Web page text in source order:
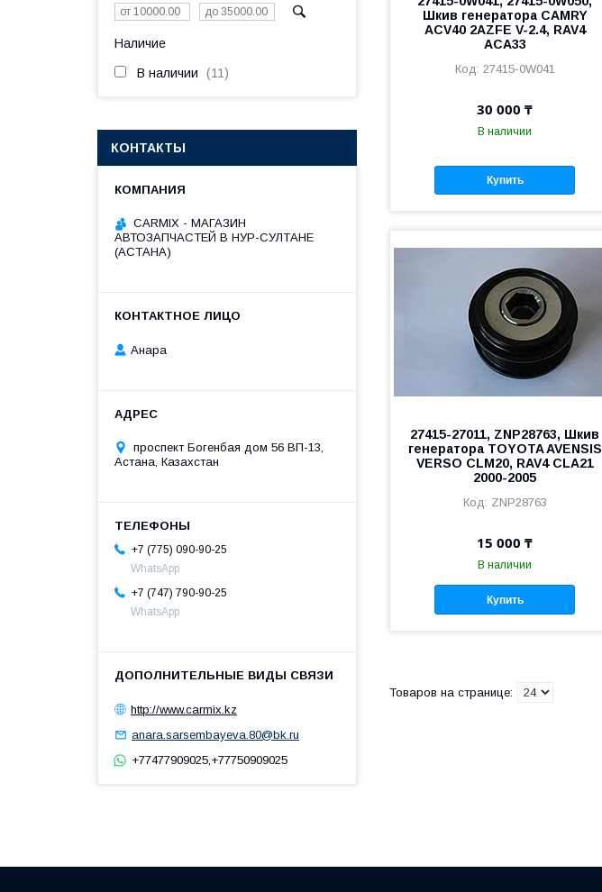
Шкив генератора CAMRY
ACV40 2AZFE V-2.4, RAV4
ACA33
27415-0W041
30 000 ₸
В наличии
Купить
27415-27011, ZNP28763, Шкив
генератора TOYOTA AVENSIS
VERSO CLM20, RAV4 CLA21
2000-2005
ZNP28763
15 000 ₸
В наличии
Купить
Наличие
В наличии 11
КОНТАКТЫ
СARMIX - МАГАЗИН
АВТОЗАПЧАСТЕЙ В НУР-СУЛТАНЕ
(АСТАНА)
Анара
проспект Богенбая дом 56 ВП-13,
Астана, Казахстан
+7 (775) 090-90-25
WhatsApp
+7 (747) 790-90-25
WhatsApp
http://www.carmix.kz
anara.sarsembayeva.80@bk.ru
+77477909025,+77750909025